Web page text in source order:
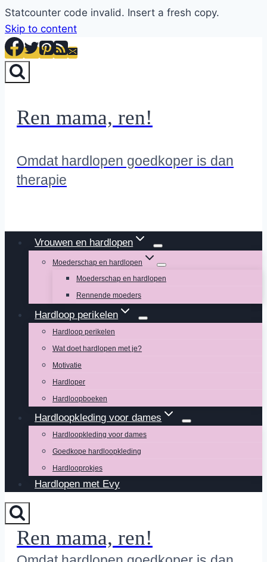
Statcounter code invalid. Insert a fresh copy.
Skip to content
Ren mama, ren!
Omdat hardlopen goedkoper is dan
therapie
Vrouwen en hardlopen
Moederschap en hardlopen
Moederschap en hardlopen
Rennende moeders
Hardloop perikelen
Hardloop perikelen
Wat doet hardlopen met je?
Motivatie
Hardloper
Hardloopboeken
Hardloopkleding voor dames
Hardloopkleding voor dames
Goedkope hardloopkleding
Hardlooprokjes
Hardlopen met Evy
Ren mama, ren!